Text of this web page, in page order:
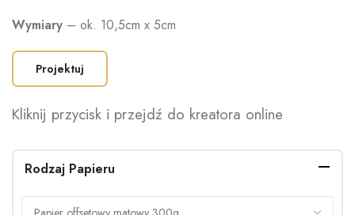
Wymiary – ok. 10,5cm x 5cm
Projektuj
Kliknij przycisk i przejdź do kreatora online
Rodzaj Papieru